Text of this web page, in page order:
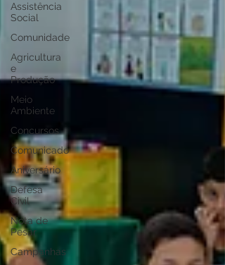
Assistência
Social
Comunidade
Agricultura
e
Produção
Meio
Ambiente
Concursos
Comunicado
Aniversário
Defesa
Civil
Nota de
Pesar
Campanhas